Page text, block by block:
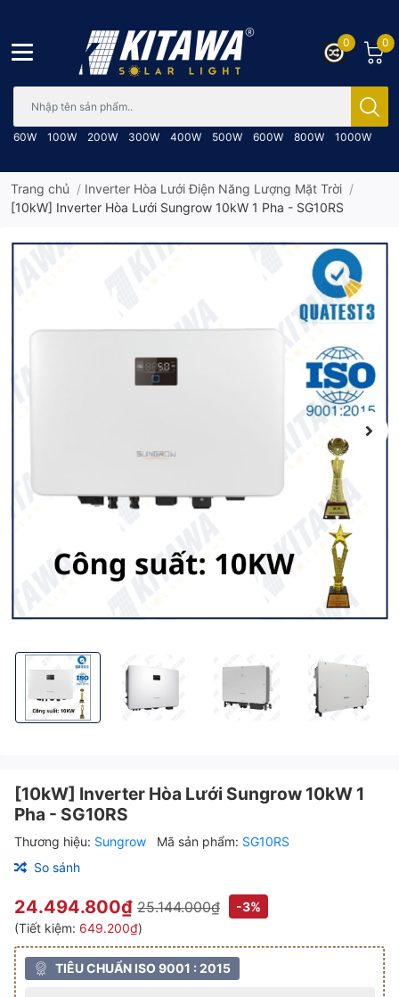
60W 100W 200W 300W 400W 500W 600W 800W 1000W
0
0
Trang chủ / Inverter Hòa Lưới Điện Năng Lượng Mặt Trời /
[10kW] Inverter Hòa Lưới Sungrow 10kW 1 Pha - SG10RS
[10kW] Inverter Hòa Lưới Sungrow 10kW 1 Pha - SG10RS
[10kW] Inverter Hòa Lưới Sungrow 10kW 1 Pha -
[10kW] Inverter Hòa Lưới
[10kW] Inverter
[10kW] Inverter Hòa Lưới Sungrow 10kW 1
Pha - SG10RS
Thương hiệu: Sungrow Mã sản phẩm: SG10RS
So sánh
24.494.800₫ 25.144.000₫
-3%
(Tiết kiệm: 649.200₫)
TIÊU CHUẨN ISO 9001 : 2015